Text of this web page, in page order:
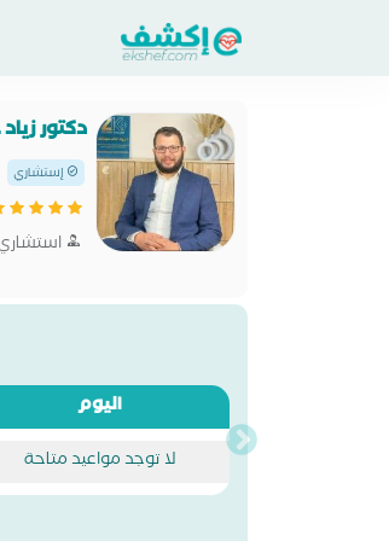
دكتور
إستشاري
اليوم
لا توجد مواعيد متاحة